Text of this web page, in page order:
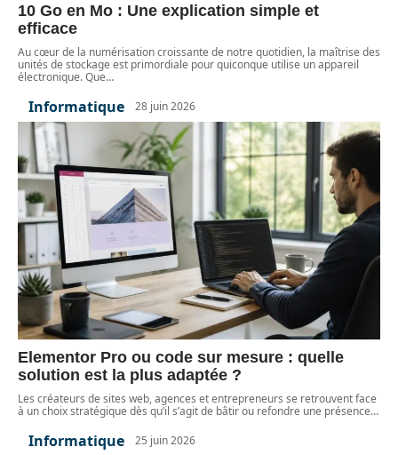
10 Go en Mo : Une explication simple et
efficace
Au cœur de la numérisation croissante de notre quotidien, la maîtrise des
unités de stockage est primordiale pour quiconque utilise un appareil
électronique. Que…
Informatique 28 juin 2026
Elementor Pro ou code sur mesure : quelle
solution est la plus adaptée ?
Les créateurs de sites web, agences et entrepreneurs se retrouvent face
à un choix stratégique dès qu’il s’agit de bâtir ou refondre une présence…
Informatique 25 juin 2026